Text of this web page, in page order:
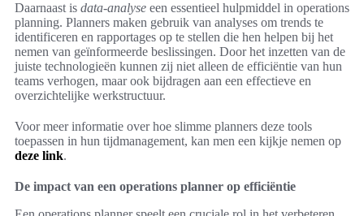
Daarnaast is data-analyse een essentieel hulpmiddel in operations
planning. Planners maken gebruik van analyses om trends te
identificeren en rapportages op te stellen die hen helpen bij het
nemen van geïnformeerde beslissingen. Door het inzetten van de
juiste technologieën kunnen zij niet alleen de efficiëntie van hun
teams verhogen, maar ook bijdragen aan een effectieve en
overzichtelijke werkstructuur.
Voor meer informatie over hoe slimme planners deze tools
toepassen in hun tijdmanagement, kan men een kijkje nemen op
deze link.
De impact van een operations planner op efficiëntie